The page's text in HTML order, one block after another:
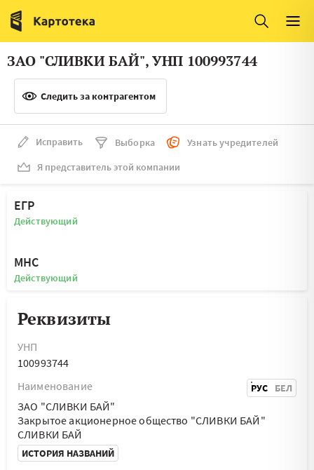
Италия
Люксембург
Литва
Нидерланды
ЗАО "СЛИВКИ БАЙ", УНП 100993744
Следить за контрагентом
Исправить Выборка
Узнать учредителей
Я представитель этой компании
ЕГР
Действующий
МНС
Действующий
Реквизиты
УНП
100993744
Наименование
РУС БЕЛ
ЗАО "СЛИВКИ БАЙ"
Закрытое акционерное общество "СЛИВКИ БАЙ"
СЛИВКИ БАЙ
ИСТОРИЯ НАЗВАНИЙ